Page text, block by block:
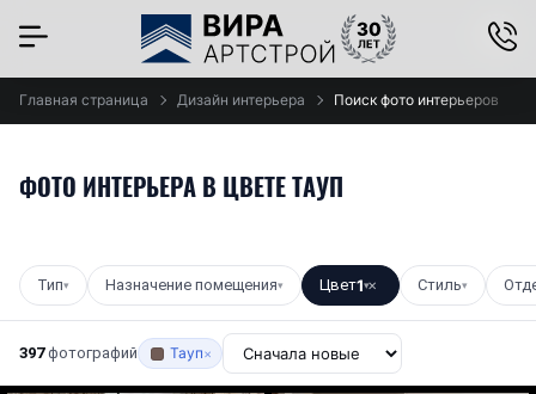
Главная страница Дизайн интерьера Поиск фото интерьеров
ФОТО ИНТЕРЬЕРА В ЦВЕТЕ ТАУП
Тип▾ Назначение помещения▾ Цвет1▾✕ Стиль▾
397фотографий Тауп×
×